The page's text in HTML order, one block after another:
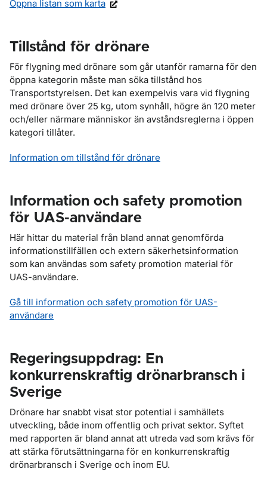
Öppna listan som karta
Tillstånd för drönare
För flygning med drönare som går utanför ramarna för den
öppna kategorin måste man söka tillstånd hos
Transportstyrelsen. Det kan exempelvis vara vid flygning
med drönare över 25 kg, utom synhåll, högre än 120 meter
och/eller närmare människor än avståndsreglerna i öppen
kategori tillåter.
Information om tillstånd för drönare
Information och safety promotion
för UAS-användare
Här hittar du material från bland annat genomförda
informationstillfällen och extern säkerhetsinformation
som kan användas som safety promotion material för
UAS-användare.
Gå till information och safety promotion för UAS-
användare
Regeringsuppdrag: En
konkurrenskraftig drönarbransch i
Sverige
Drönare har snabbt visat stor potential i samhällets
utveckling, både inom offentlig och privat sektor. Syftet
med rapporten är bland annat att utreda vad som krävs för
att stärka förutsättningarna för en konkurrenskraftig
drönarbransch i Sverige och inom EU.